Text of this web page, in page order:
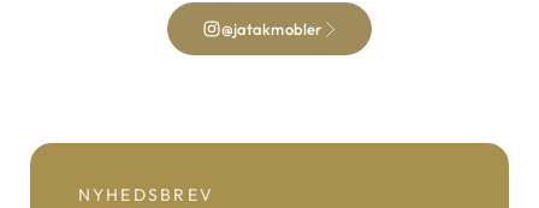
@jatakmobler
NYHEDSBREV